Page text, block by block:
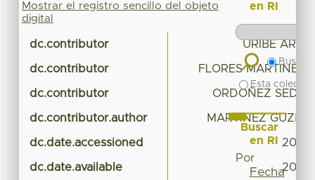
Mostrar el registro sencillo del objeto
digital
dc.contributor URIBE
dc.contributor FLORES MARTINEZ,
dc.contributor ORDOÑEZ
dc.contributor.author MARTINEZ
dc.date.accessioned
dc.date.available
en RI
Buscar
Esta
Buscar
en RI
Por
Fecha